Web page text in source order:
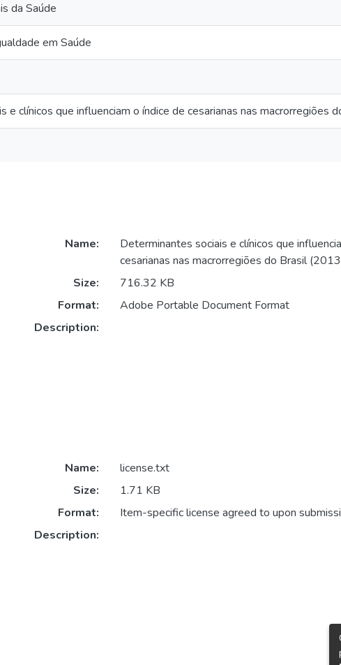
da Saúde
em Saúde
e clínicos que influenciam o índice de cesarianas nas
Name:
Determinantes sociais e clínicos que
cesarianas nas macrorregiões do Brasil
Size:
716.32 KB
Format:
Adobe Portable Document Format
Description:
Name:
license.txt
Size:
1.71 KB
Format:
Item-specific license agreed to upon
Description: